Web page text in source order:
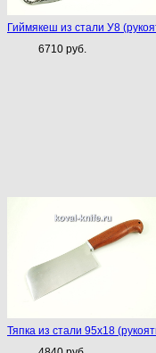
Гиймякеш из стали У8
6710 руб.
Тяпка из стали 95х18